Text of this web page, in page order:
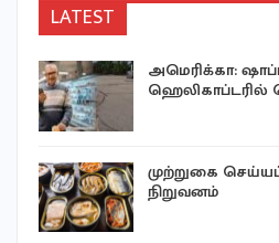
LATEST
அமெரிக்கா:
ஹெலிகாப்டரில்
முற்றுகை
நிறுவனம்